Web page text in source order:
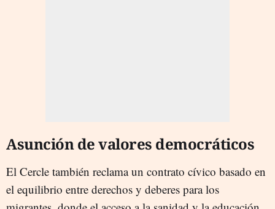
Asunción de valores democráticos
El Cercle también reclama un contrato cívico basado en
el equilibrio entre derechos y deberes para los